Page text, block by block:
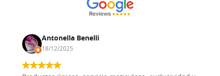
Antonella Benelli
18/12/2025